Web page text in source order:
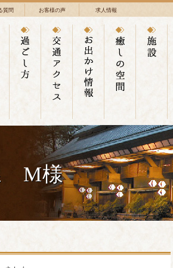
質問 お客様の声 求人情報
M様